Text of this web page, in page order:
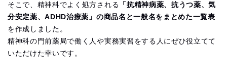
そこで、精神科でよく処方される 「抗精神病薬、抗うつ薬、気
分安定薬、ADHD治療薬」の商品名と一般名をまとめた一覧表
を作成しました。
精神科の門前薬局で働く人や実務実習をする人にぜひ役立てて
いただけた幸いです。